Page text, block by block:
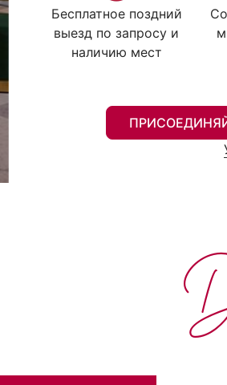
Бесплатное поздний
выезд по запросу и
наличию мест